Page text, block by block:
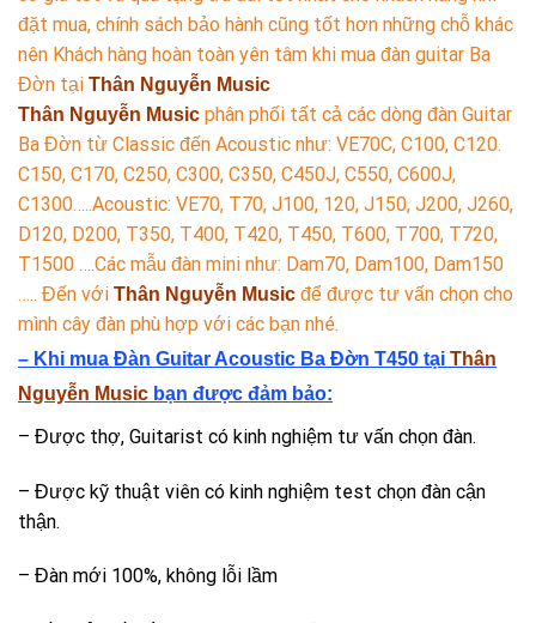
đặt mua, chính sách bảo hành cũng tốt hơn những chỗ khác
nên Khách hàng hoàn toàn yên tâm khi mua đàn guitar Ba
Đờn tại Thân Nguyễn Music
Thân Nguyễn Music phân phối tất cả các dòng đàn Guitar
Ba Đờn từ Classic đến Acoustic như: VE70C, C100, C120.
C150, C170, C250, C300, C350, C450J, C550, C600J,
C1300…..Acoustic: VE70, T70, J100, 120, J150, J200, J260,
D120, D200, T350, T400, T420, T450, T600, T700, T720,
T1500 ….Các mẫu đàn mini như: Dam70, Dam100, Dam150
….. Đến với Thân Nguyễn Music để được tư vấn chọn cho
mình cây đàn phù hợp với các bạn nhé.
– Khi mua Đàn Guitar Acoustic Ba Đờn T450 tại Thân
Nguyễn Music bạn được đảm bảo:
– Được thợ, Guitarist có kinh nghiệm tư vấn chọn đàn.
– Được kỹ thuật viên có kinh nghiệm test chọn đàn cận
thận.
– Đàn mới 100%, không lỗi lầm